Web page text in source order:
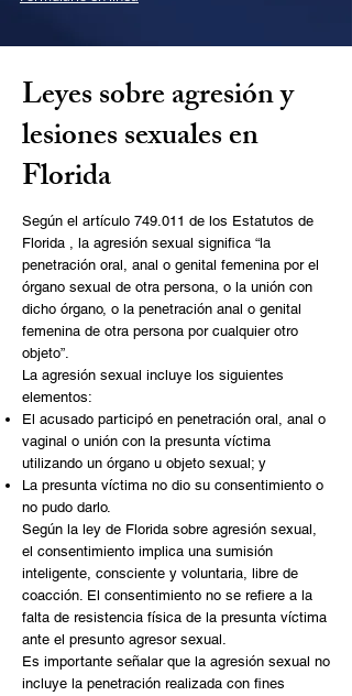
Leyes sobre agresión y
lesiones sexuales en
Florida
Según el artículo 749.011 de los Estatutos de
Florida , la agresión sexual significa “la
penetración oral, anal o genital femenina por el
órgano sexual de otra persona, o la unión con
dicho órgano, o la penetración anal o genital
femenina de otra persona por cualquier otro
objeto”.
La agresión sexual incluye los siguientes
elementos:
El acusado participó en penetración oral, anal o
vaginal o unión con la presunta víctima
utilizando un órgano u objeto sexual; y
La presunta víctima no dio su consentimiento o
no pudo darlo.
Según la ley de Florida sobre agresión sexual,
el consentimiento implica una sumisión
inteligente, consciente y voluntaria, libre de
coacción. El consentimiento no se refiere a la
falta de resistencia física de la presunta víctima
ante el presunto agresor sexual.
Es importante señalar que la agresión sexual no
incluye la penetración realizada con fines